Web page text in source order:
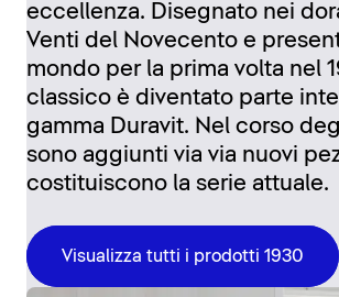
eccellenza. Disegnato nei
Venti del Novecento e
mondo per la prima volta nel
classico è diventato parte
gamma Duravit. Nel corso
sono aggiunti via via nuovi
costituiscono la serie attuale.
Visualizza tutti i prodotti 1930